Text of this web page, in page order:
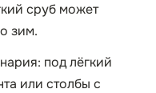
сруб может
зим.
под лёгкий
или столбы с